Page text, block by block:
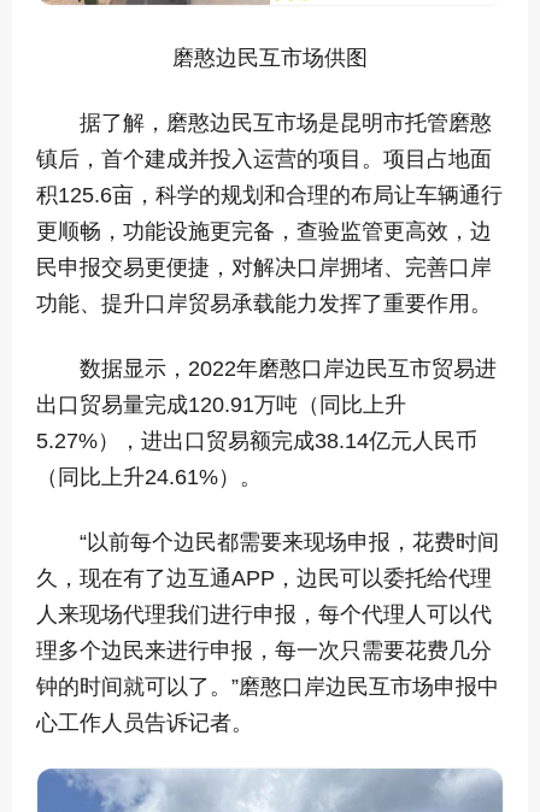
磨憨边民互市场供图
据了解，磨憨边民互市场是昆明市托管磨憨
镇后，首个建成并投入运营的项目。项目占地面
积125.6亩，科学的规划和合理的布局让车辆通行
更顺畅，功能设施更完备，查验监管更高效，边
民申报交易更便捷，对解决口岸拥堵、完善口岸
功能、提升口岸贸易承载能力发挥了重要作用。
数据显示，2022年磨憨口岸边民互市贸易进
出口贸易量完成120.91万吨（同比上升
5.27%），进出口贸易额完成38.14亿元人民币
（同比上升24.61%）。
“以前每个边民都需要来现场申报，花费时间
久，现在有了边互通APP，边民可以委托给代理
人来现场代理我们进行申报，每个代理人可以代
理多个边民来进行申报，每一次只需要花费几分
钟的时间就可以了。”磨憨口岸边民互市场申报中
心工作人员告诉记者。